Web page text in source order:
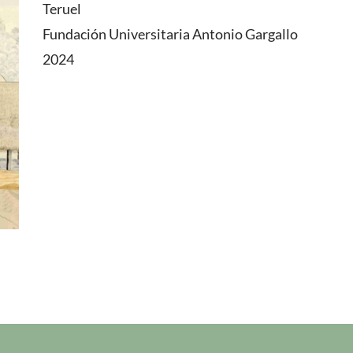
Teruel
Fundación Universitaria Antonio Gargallo
2024